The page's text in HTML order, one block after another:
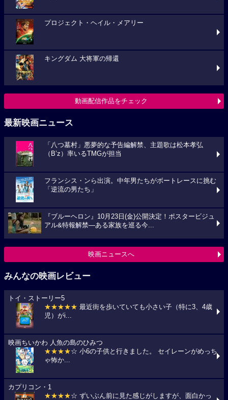
プロジェクト・ヘイル・メアリー
キングダム 大将軍の帰還
動画配信作品をチェック
最新映画ニュース
「八つ墓村」悪夢的な予告編解禁、主題歌は松本孝弘
（B’z）率いるTMGが担当
フランシス・ンら出演。中年男たちがボートレースに挑む
「逆流の男たち」
『ブルーヘロン』10月23日(金)公開決定！ポスタービジュ
アル&特報解禁―ある家族を巡る今...
映画ニュースへ
みんなの映画レビュー
トイ・ストーリー5
★★★★★ 最近街を歩いていても小さい子（特に3、4歳
児）がi...
映画ちいかわ 人魚の島のひみつ
★★★★☆ 小6の子供と行きました。 セイレーンがめっち
ゃ怖か...
カプリコン・1
★★★★☆ ずいぶん前に見た感じがしますが、面白かっ